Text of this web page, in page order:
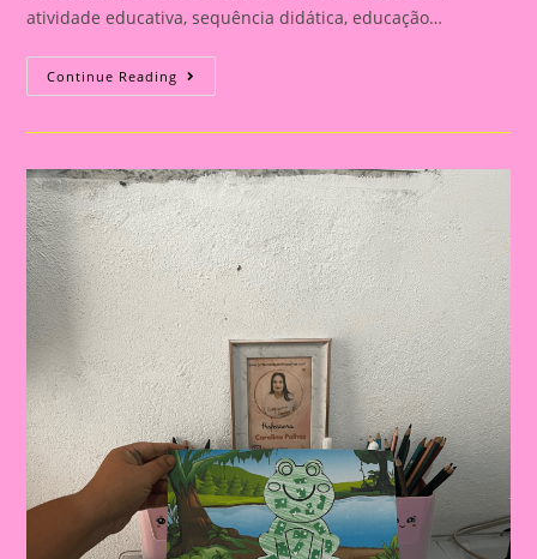
atividade educativa, sequência didática, educação…
Continue Reading Inovação
Em
De
“O
Sapo
Não
Lava
O
Pé”
Para
Enriquecer
O
Ensino|Atividade
Educativa
Com
A
Música
“O
Sapo
Não
Lava
O
Pé”
Mais
Sequência
Didática